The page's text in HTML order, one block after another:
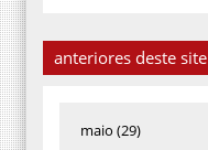
anteriores deste site